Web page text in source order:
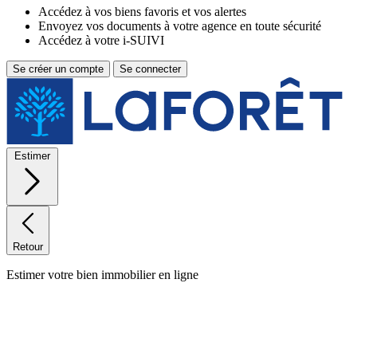
Accédez à vos biens favoris et vos alertes
Envoyez vos documents à votre agence en toute sécurité
Accédez à votre i-SUIVI
Se créer un compte Se connecter
Estimer
Retour
Estimer votre bien immobilier en ligne